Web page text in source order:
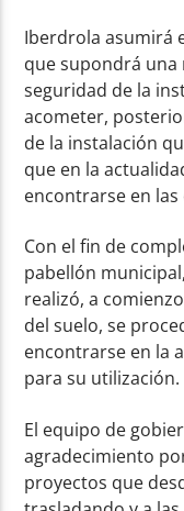
Iberdrola asumirá
que supondrá
seguridad de la
acometer,
de la instalación
que en la
encontrarse en
Con el fin de
pabellón
realizó, a
del suelo, se
encontrarse en la
para su utilización.
El equipo de
agradecimiento
proyectos que